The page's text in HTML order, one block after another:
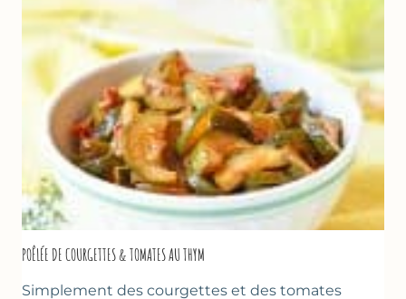
POÊLÉE DE COURGETTES & TOMATES AU THYM
Simplement des courgettes et des tomates